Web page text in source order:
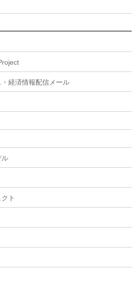
経済情報配信メール
ル
ト